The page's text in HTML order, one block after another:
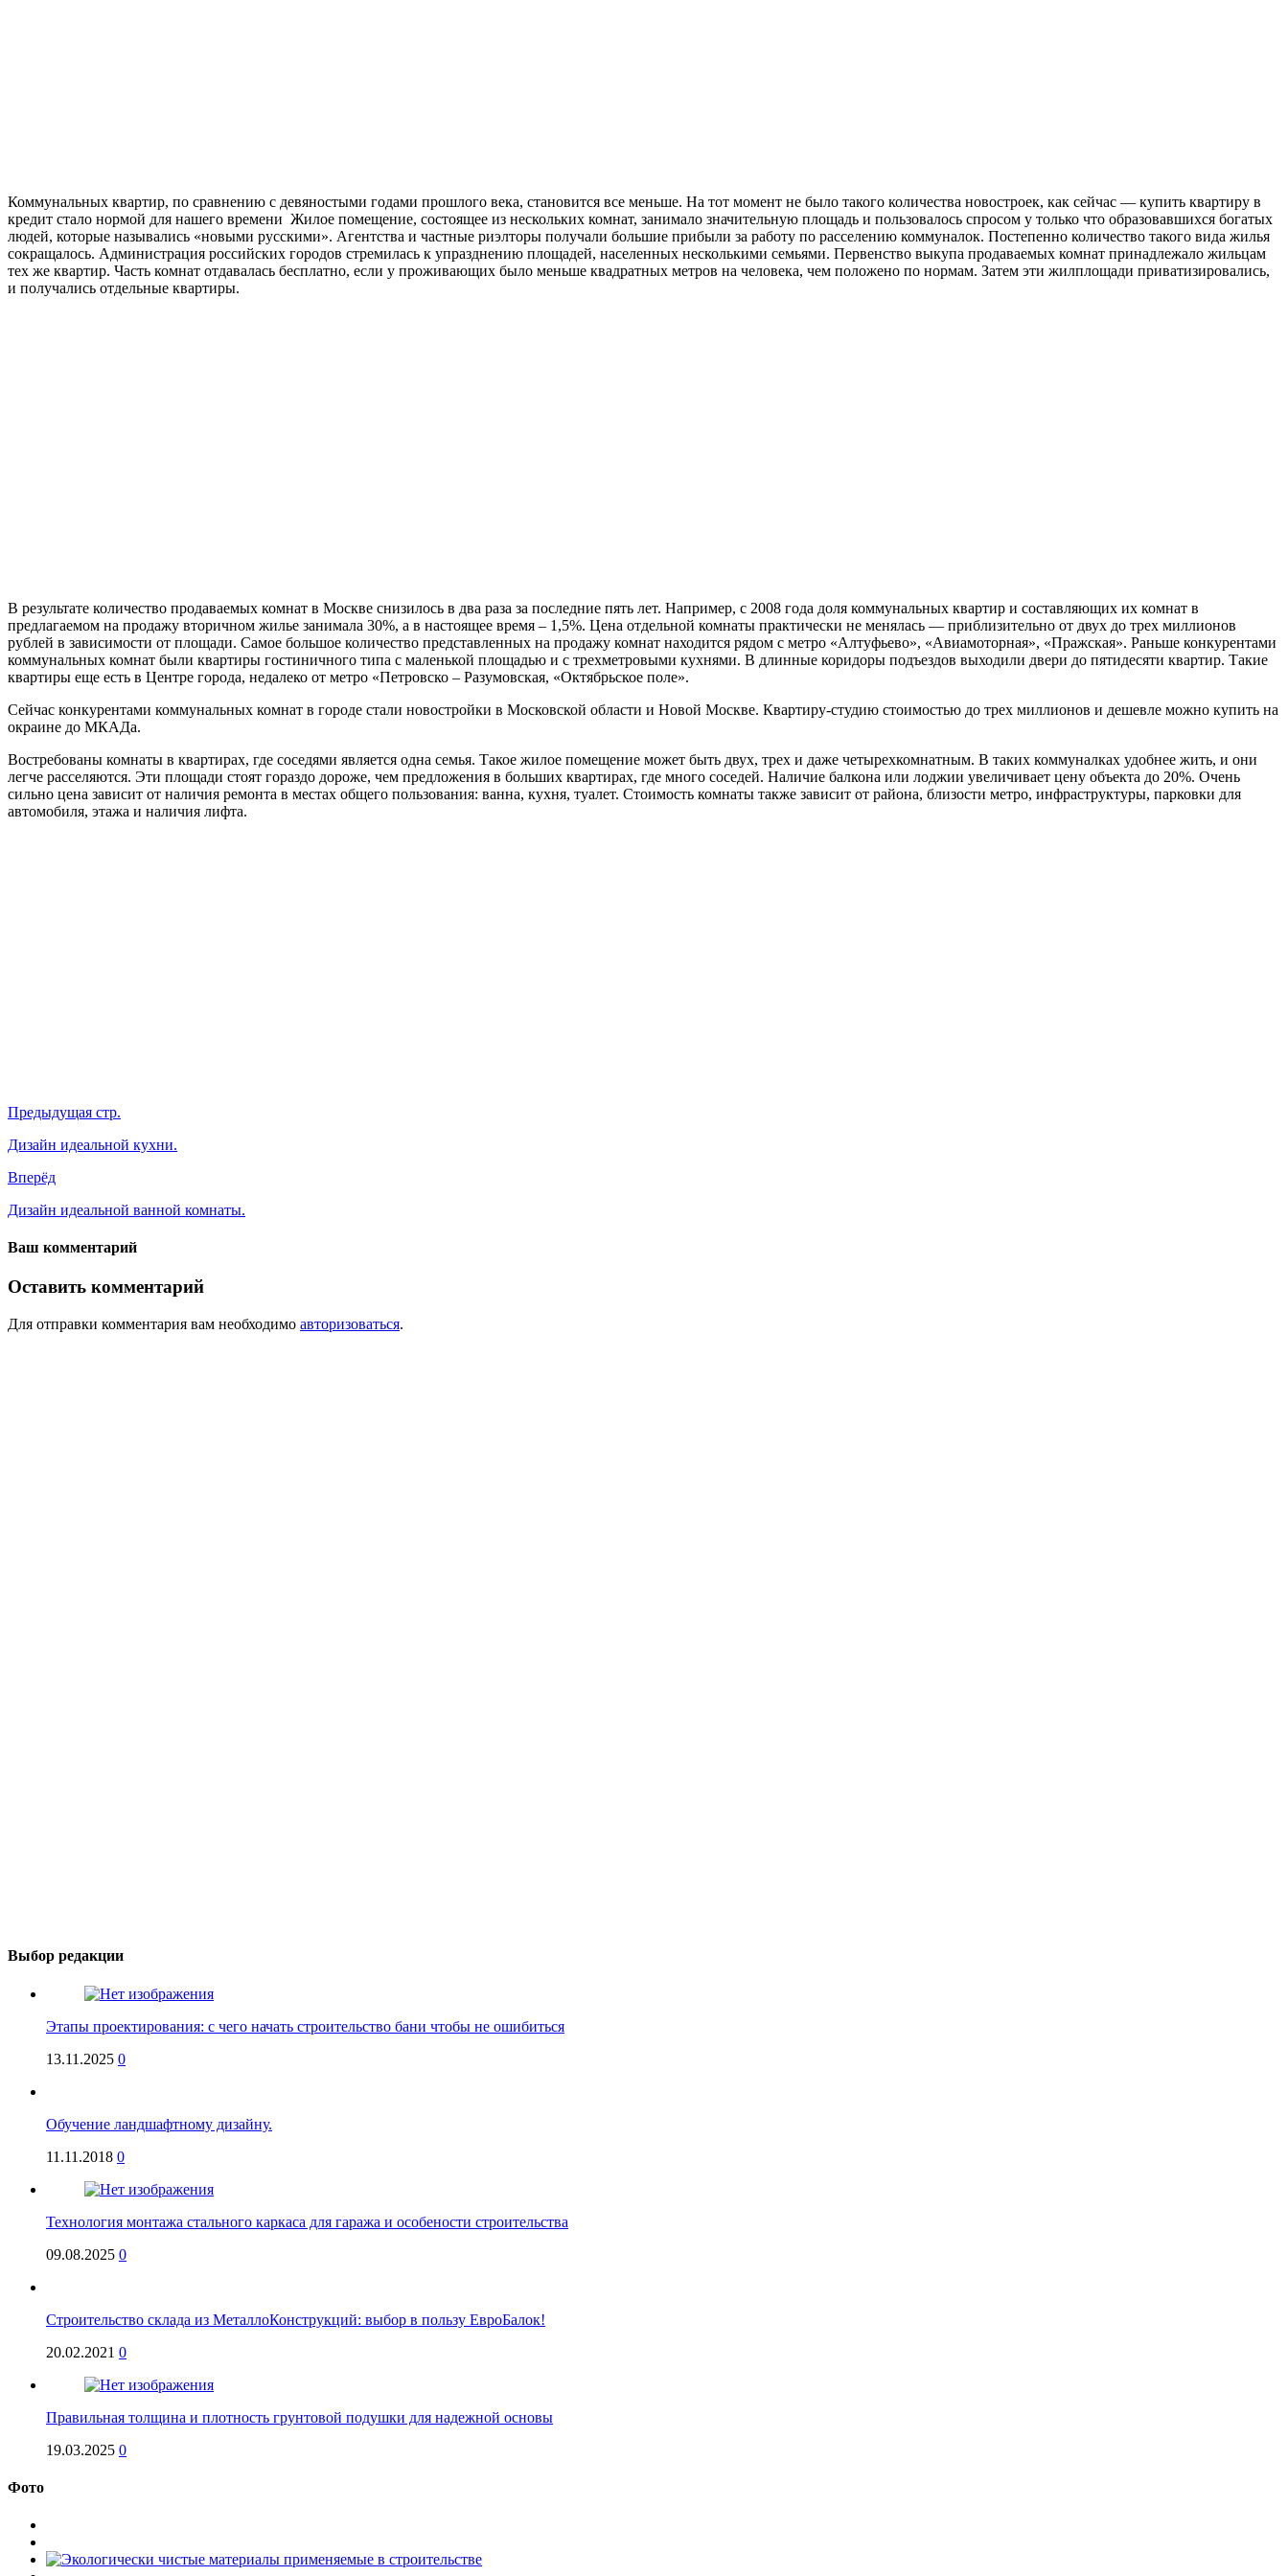
Коммунальных квартир, по сравнению с девяностыми годами прошлого века, становится все меньше. На тот момент не было такого количества новостроек, как сейчас — купить квартиру в
кредит стало нормой для нашего времени Жилое помещение, состоящее из нескольких комнат, занимало значительную площадь и пользовалось спросом у только что образовавшихся богатых
людей, которые назывались «новыми русскими». Агентства и частные риэлторы получали большие прибыли за работу по расселению коммуналок. Постепенно количество такого вида жилья
сокращалось. Администрация российских городов стремилась к упразднению площадей, населенных несколькими семьями. Первенство выкупа продаваемых комнат принадлежало жильцам
тех же квартир. Часть комнат отдавалась бесплатно, если у проживающих было меньше квадратных метров на человека, чем положено по нормам. Затем эти жилплощади приватизировались,
и получались отдельные квартиры.
В результате количество продаваемых комнат в Москве снизилось в два раза за последние пять лет. Например, с 2008 года доля коммунальных квартир и составляющих их комнат в
предлагаемом на продажу вторичном жилье занимала 30%, а в настоящее время – 1,5%. Цена отдельной комнаты практически не менялась — приблизительно от двух до трех миллионов
рублей в зависимости от площади. Самое большое количество представленных на продажу комнат находится рядом с метро «Алтуфьево», «Авиамоторная», «Пражская». Раньше конкурентами
коммунальных комнат были квартиры гостиничного типа с маленькой площадью и с трехметровыми кухнями. В длинные коридоры подъездов выходили двери до пятидесяти квартир. Такие
квартиры еще есть в Центре города, недалеко от метро «Петровско – Разумовская, «Октябрьское поле».
Сейчас конкурентами коммунальных комнат в городе стали новостройки в Московской области и Новой Москве. Квартиру-студию стоимостью до трех миллионов и дешевле можно купить на
окраине до МКАДа.
Востребованы комнаты в квартирах, где соседями является одна семья. Такое жилое помещение может быть двух, трех и даже четырехкомнатным. В таких коммуналках удобнее жить, и они
легче расселяются. Эти площади стоят гораздо дороже, чем предложения в больших квартирах, где много соседей. Наличие балкона или лоджии увеличивает цену объекта до 20%. Очень
сильно цена зависит от наличия ремонта в местах общего пользования: ванна, кухня, туалет. Стоимость комнаты также зависит от района, близости метро, инфраструктуры, парковки для
автомобиля, этажа и наличия лифта.
Предыдущая стр.
Дизайн идеальной кухни.
Вперёд
Дизайн идеальной ванной комнаты.
Ваш комментарий
Оставить комментарий
Для отправки комментария вам необходимо авторизоваться.
Выбор редакции
Этапы проектирования: с чего начать строительство бани чтобы не ошибиться
13.11.2025 0
Обучение ландшафтному дизайну.
11.11.2018 0
Технология монтажа стального каркаса для гаража и особености строительства
09.08.2025 0
Строительство склада из МеталлоКонструкций: выбор в пользу ЕвроБалок!
20.02.2021 0
Правильная толщина и плотность грунтовой подушки для надежной основы
19.03.2025 0
Фото